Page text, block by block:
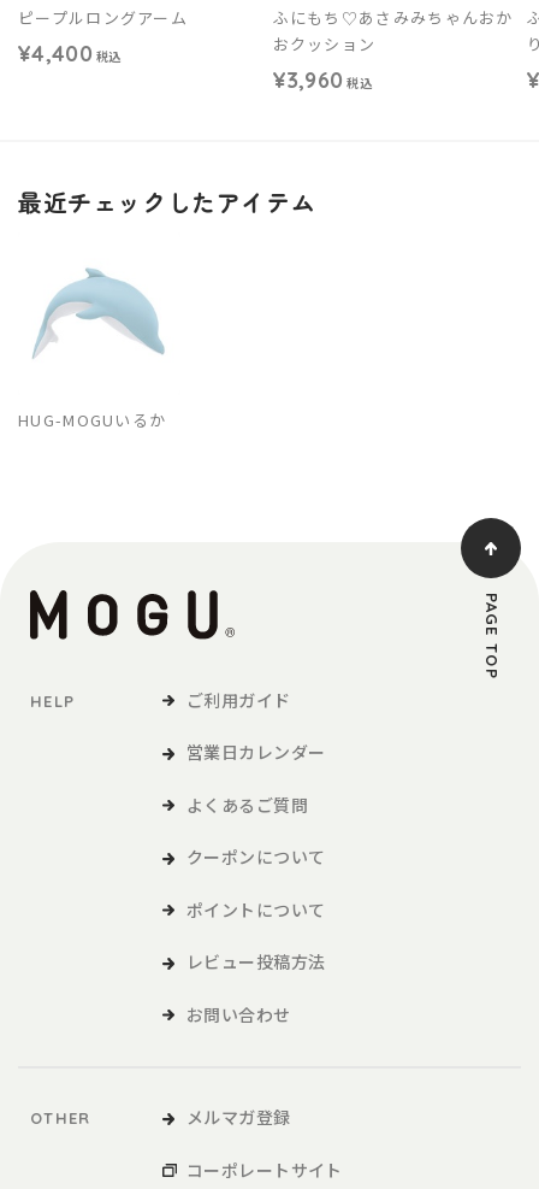
ピープルロングアーム
¥4,400 税込
ふにもち♡あさみみちゃんおか
おクッション
¥3,960 税込
最近チェックしたアイテム
HUG-MOGUいるか
HELP ご利用ガイド
営業日カレンダー
よくあるご質問
クーポンについて
ポイントについて
レビュー投稿方法
お問い合わせ
OTHER メルマガ登録
コーポレートサイト
PAGE TOP